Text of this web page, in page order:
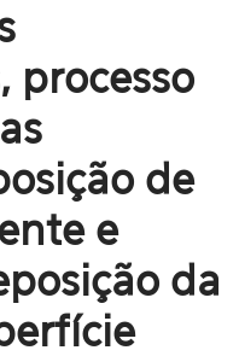
processo
de
e
da